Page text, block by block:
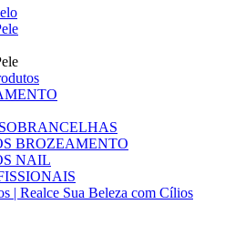
BROZEAMENTO
NAIL
| Realce Sua Beleza com Cílios